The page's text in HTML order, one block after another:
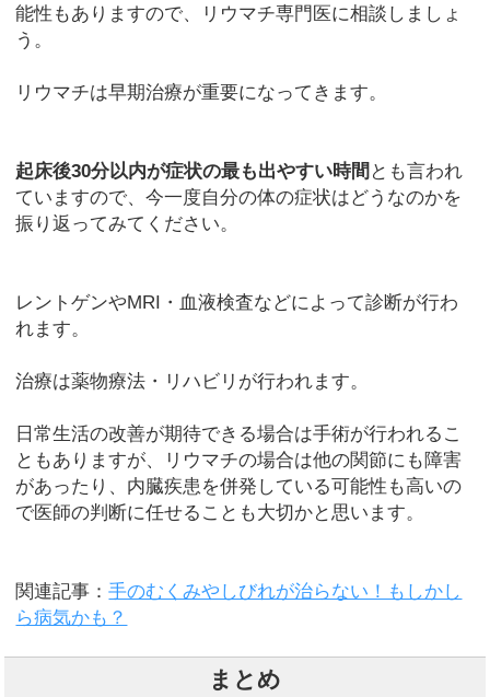
能性もありますので、リウマチ専門医に相談しましょ
う。
リウマチは早期治療が重要になってきます。
起床後30分以内が症状の最も出やすい時間 とも言われ
ていますので、今一度自分の体の症状はどうなのかを
振り返ってみてください。
レントゲンやMRI・血液検査などによって診断が行わ
れます。
治療は薬物療法・リハビリが行われます。
日常生活の改善が期待できる場合は手術が行われるこ
ともありますが、リウマチの場合は他の関節にも障害
があったり、内臓疾患を併発している可能性も高いの
で医師の判断に任せることも大切かと思います。
関連記事：手のむくみやしびれが治らない！もしかし
ら病気かも？
まとめ